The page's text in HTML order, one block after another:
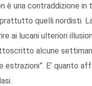
una contraddizione in
quelli nordisti.
ai lucani ulteriori
alcune
E’ quanto